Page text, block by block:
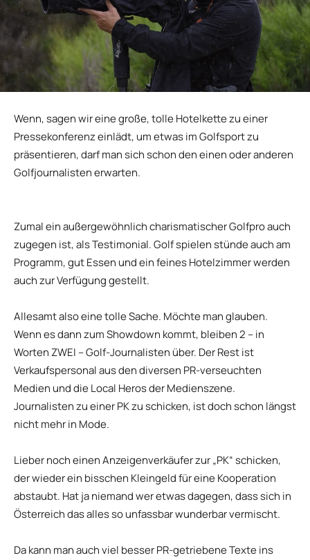
Wenn, sagen wir eine große, tolle Hotelkette zu einer
Pressekonferenz einlädt, um etwas im Golfsport zu
präsentieren, darf man sich schon den einen oder anderen
Golfjournalisten erwarten.
Zumal ein außergewöhnlich charismatischer Golfpro auch
zugegen ist, als Testimonial. Golf spielen stünde auch am
Programm, gut Essen und ein feines Hotelzimmer werden
auch zur Verfügung gestellt.
Allesamt also eine tolle Sache. Möchte man glauben.
Wenn es dann zum Showdown kommt, bleiben 2 – in
Worten ZWEI – Golf-Journalisten über. Der Rest ist
Verkaufspersonal aus den diversen PR-verseuchten
Medien und die Local Heros der Medienszene.
Journalisten zu einer PK zu schicken, ist doch schon längst
nicht mehr in Mode.
Lieber noch einen Anzeigenverkäufer zur „PK“ schicken,
der wieder ein bisschen Kleingeld für eine Kooperation
abstaubt. Hat ja niemand wer etwas dagegen, dass sich in
Österreich das alles so unfassbar wunderbar vermischt.
Da kann man auch viel besser PR-getriebene Texte ins